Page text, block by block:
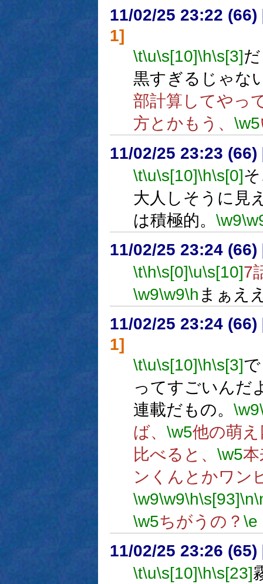
11/02/25 23:22 (66)
1]
\t\u\s[10]\h\s[3]
黒すぎるじゃな
部計算してやっ
方とかもう、 \w5
11/02/25 23:23 (66)
\t\u\s[10]\h\s[0]
大人しそうに見
は積極的。 \w9
11/02/25 23:24 (66)
\t\h\s[0]\u\s[10]7
\w9\w9\h まぁえ
11/02/25 23:24 (66)
1]
\t\u\s[10]\h\s[3]
ってすごいんだ
連載だもの。 \w9
ば、 \w5他の萌
比べると、 \w5
ンくんとかワン
\w9\w9\h\s[93]\n
\w5ちがうの？ \e
11/02/25 23:26 (65)
\t\u\s[10]\h\s[23]